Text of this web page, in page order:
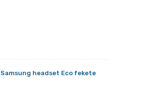
Samsung headset Eco fekete